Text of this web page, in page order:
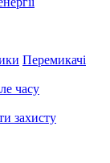
Перемикачі
часу
захисту